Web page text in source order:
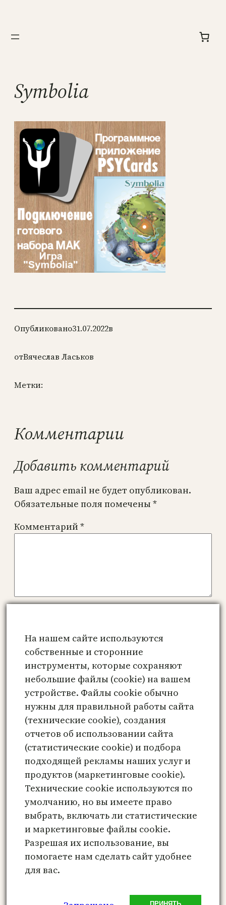
содержимому
Symbolia
Опубликовано31.07.2022в
отВячеслав Ласьков
Метки:
Комментарии
Добавить комментарий
Ваш адрес email не будет опубликован.
Обязательные поля помечены *
Комментарий *
Email*
Сайт
Сохранить моё имя, email и адрес сайта
в этом браузере для последующих моих
комментариев.
Этот сайт использует Akismet для борьбы
со спамом.Узнайте, как обрабатываются
ваши данные комментариев.
Метафорические карты онлайн –
На нашем сайте используются
собственные и сторонние
инструменты, которые сохраняют
небольшие файлы (cookie) на вашем
устройстве. Файлы cookie обычно
нужны для правильной работы сайта
(технические cookie), создания
отчетов об использовании сайта
(статистические cookie) и подбора
подходящей рекламы наших услуг и
продуктов (маркетинговые cookie).
Технические cookie используются по
умолчанию, но вы имеете право
выбрать, включать ли статистические
и маркетинговые файлы cookie.
Разрешая их использование, вы
помогаете нам сделать сайт удобнее
для вас.